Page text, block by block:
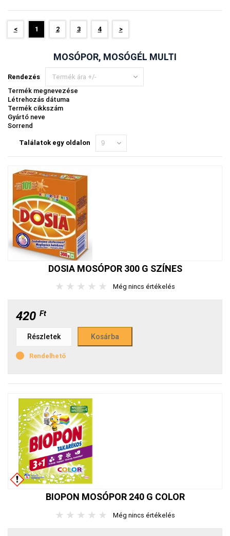
< 1 2 3 4 >
MOSÓPOR, MOSÓGÉL MULTI
Rendezés
Termék ára +/-
Termék megnevezése
Létrehozás dátuma
Termék cikkszám
Gyártó neve
Sorrend
Találatok egy oldalon
DOSIA MOSÓPOR 300 G SZÍNES
★ ★ ★ ★ ★ Még nincs értékelés
420 Ft
Részletek
Rendelhető
BIOPON MOSÓPOR 240 G COLOR
★ ★ ★ ★ ★ Még nincs értékelés